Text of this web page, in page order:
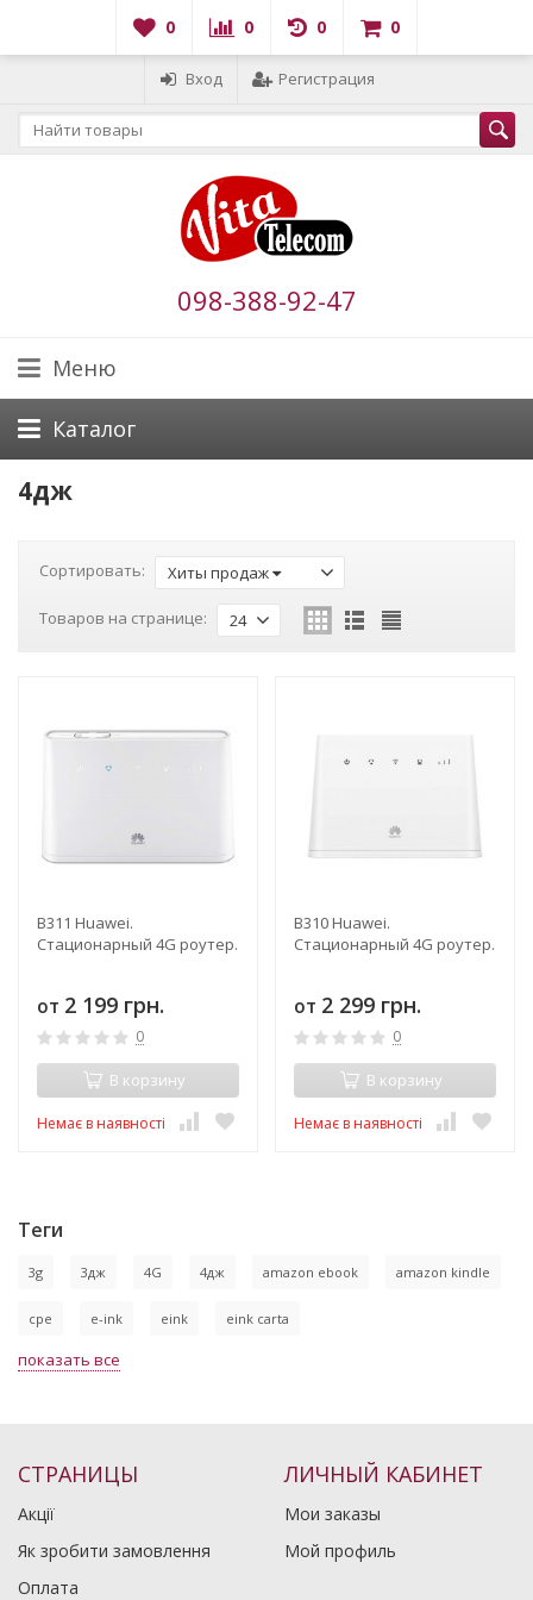
0 0 0 0
Вход Регистрация
098-388-92-47
Меню
Каталог
4дж
Сортировать: Хиты продаж
Товаров на странице: 24
B311 Huawei.
Стационарный 4G роутер.
от 2 199 грн.
0
В корзину
Немає в наявності
B310 Huawei.
Стационарный 4G роутер.
от 2 299 грн.
0
В корзину
Немає в наявності
Теги
3g 3дж 4G 4дж amazon ebook amazon kindle
cpe e-ink eink eink carta
показать все
СТРАНИЦЫ
Акції
Як зробити замовлення
Оплата
ЛИЧНЫЙ КАБИНЕТ
Мои заказы
Мой профиль